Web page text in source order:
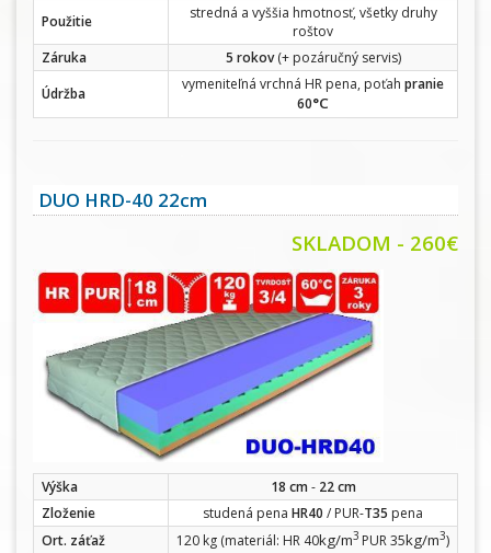
Použitie
stredná a vyššia hmotnosť, všetky druhy
roštov
Záruka
5 rokov(+ pozáručný servis)
Údržba
vymeniteľná vrchná HR pena, poťah pranie
60°C
DUO HRD-40 22cm
SKLADOM - 260€
Výška 18 cm- 22 cm
Zloženie
studená pena HR40 / PUR-T35 pena
Ort. záťaž
120 kg (materiál: HR 40kg/m3 PUR 35kg/m3)